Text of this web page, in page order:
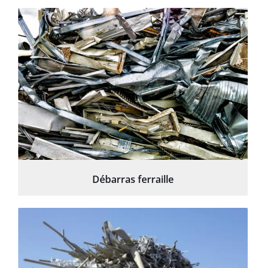
Débarras ferraille